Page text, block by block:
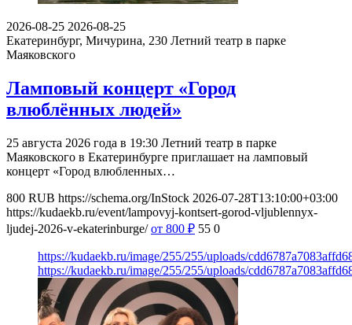
2026-08-25 2026-08-25
Екатеринбург, Мичурина, 230 Летний театр в парке
Маяковского
Ламповый концерт «Город
влюблённых людей»
25 августа 2026 года в 19:30 Летний театр в парке
Маяковского в Екатеринбурге приглашает на ламповый
концерт «Город влюбленных…
800 RUB https://schema.org/InStock 2026-07-28T13:10:00+03:00
https://kudaekb.ru/event/lampovyj-kontsert-gorod-vljublennyx-
ljudej-2026-v-ekaterinburge/ от 800 ₽ 55 0
https://kudaekb.ru/image/255/255/uploads/
https://kudaekb.ru/image/255/255/uploads/